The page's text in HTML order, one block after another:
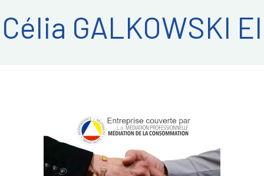
Recherche
Célia GALKOWSKI EI